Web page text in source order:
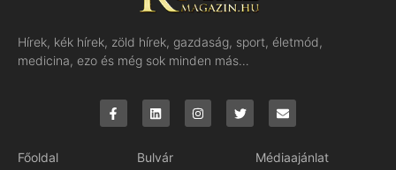
Hírek, kék hírek, zöld hírek, gazdaság, sport, életmód,
medicina, ezo és még sok minden más…
Főoldal Bulvár Médiaajánlat